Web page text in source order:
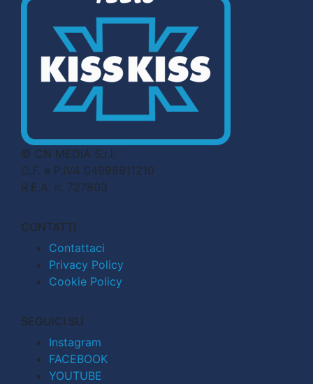
© CN MEDIA S.r.l.
C.F. e P.IVA 04998911210
R.E.A. n. 727803
CONTATTI
Contattaci
Privacy Policy
Cookie Policy
SEGUICI SU
Instagram
FACEBOOK
YOUTUBE